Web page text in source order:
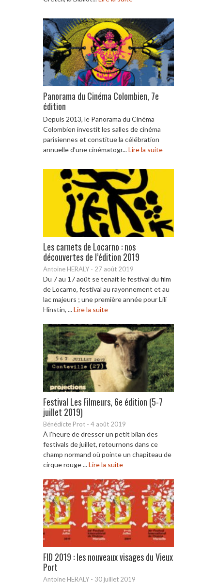
Panorama du Cinéma Colombien, 7e
édition
Depuis 2013, le Panorama du Cinéma
Colombien investit les salles de cinéma
parisiennes et constitue la célébration
annuelle d’une cinématogr...Lire la suite
Les carnets de Locarno : nos
découvertes de l’édition 2019
Antoine HERALY - 27 août 2019
Du 7 au 17 août se tenait le festival du film
de Locarno, festival au rayonnement et au
lac majeurs ; une première année pour Lili
Hinstin, ...Lire la suite
Festival Les Filmeurs, 6e édition (5-7
juillet 2019)
Bénédicte Prot - 4 août 2019
À l’heure de dresser un petit bilan des
festivals de juillet, retournons dans ce
champ normand où pointe un chapiteau de
cirque rouge ...Lire la suite
FID 2019 : les nouveaux visages du Vieux
Port
Antoine HERALY - 30 juillet 2019